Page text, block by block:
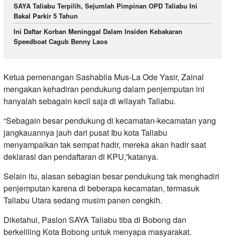
SAYA Taliabu Terpilih, Sejumlah Pimpinan OPD Taliabu Ini
Bakal Parkir 5 Tahun
Ini Daftar Korban Meninggal Dalam Insiden Kebakaran
Speedboat Cagub Benny Laos
Ketua pemenangan Sashabila Mus-La Ode Yasir, Zainal
mengakan kehadiran pendukung dalam penjemputan ini
hanyalah sebagain kecil saja di wilayah Taliabu.
“Sebagain besar pendukung di kecamatan-kecamatan yang
jangkauannya jauh dari pusat Ibu kota Taliabu
menyampaikan tak sempat hadir, mereka akan hadir saat
deklarasi dan pendaftaran di KPU,”katanya.
Selain itu, alasan sebagian besar pendukung tak menghadiri
penjemputan karena di beberapa kecamatan, termasuk
Taliabu Utara sedang musim panen cengkih.
Diketahui, Paslon SAYA Taliabu tiba di Bobong dan
berkeliling Kota Bobong untuk menyapa masyarakat.